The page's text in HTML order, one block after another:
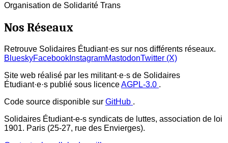
Organisation de Solidarité Trans
Nos Réseaux
Retrouve Solidaires Étudiant·es sur nos différents réseaux.
BlueskyFacebook InstagramMastodonTwitter (X)
Site web réalisé par les militant·e·s de Solidaires
Étudiant·e·s publié sous licenceAGPL-3.0 .
Code source disponible sur GitHub .
Solidaires Étudiant-e-s syndicats de luttes, association de loi
1901. Paris (25-27, rue des Envierges).